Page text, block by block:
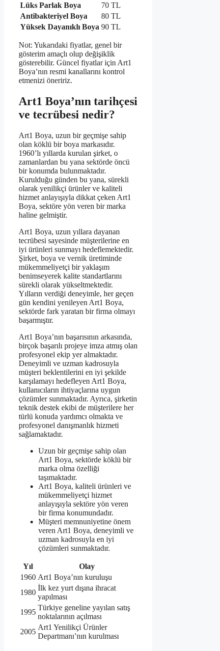
Lüks Parlak Boya
70 TL
Antibakteriyel Boya
80 TL
Yüksek Dayanıklı Boya 90 TL
Not: Yukarıdaki fiyatlar, genel bir
gösterim amaçlı olup değişiklik
gösterebilir. Güncel fiyatlar için Art1
Boya’nın resmi kanallarını kontrol
etmenizi öneririz.
Art1 Boya’nın tarihçesi
ve tecrübesi nedir?
Art1 Boya, uzun bir geçmişe sahip
olan köklü bir boya markasıdır.
1960’lı yıllarda kurulan şirket, o
zamanlardan bu yana sektörde öncü
bir konumda bulunmaktadır.
Kurulduğu günden bu yana, sürekli
olarak yenilikçi ürünler ve kaliteli
hizmet anlayışıyla dikkat çeken Art1
Boya, sektöre yön veren bir marka
haline gelmiştir.
Art1 Boya, uzun yıllara dayanan
tecrübesi sayesinde müşterilerine en
iyi ürünleri sunmayı hedeflemektedir.
Şirket, boya ve vernik üretiminde
mükemmeliyetçi bir yaklaşım
benimseyerek kalite standartlarını
sürekli olarak yükseltmektedir.
Yılların verdiği deneyimle, her geçen
gün kendini yenileyen Art1 Boya,
sektörde fark yaratan bir firma olmayı
başarmıştır.
Art1 Boya’nın başarısının arkasında,
birçok başarılı projeye imza atmış olan
profesyonel ekip yer almaktadır.
Deneyimli ve uzman kadrosuyla
müşteri beklentilerini en iyi şekilde
karşılamayı hedefleyen Art1 Boya,
kullanıcıların ihtiyaçlarına uygun
çözümler sunmaktadır. Ayrıca, şirketin
teknik destek ekibi de müşterilere her
türlü konuda yardımcı olmakta ve
profesyonel danışmanlık hizmeti
sağlamaktadır.
Uzun bir geçmişe sahip olan
Art1 Boya, sektörde köklü bir
marka olma özelliği
taşımaktadır.
Art1 Boya, kaliteli ürünleri ve
mükemmeliyetçi hizmet
anlayışıyla sektöre yön veren
bir firma konumundadır.
Müşteri memnuniyetine önem
veren Art1 Boya, deneyimli ve
uzman kadrosuyla en iyi
çözümleri sunmaktadır.
Yıl
Olay
1960 Art1 Boya’nın kuruluşu
1980
İlk kez yurt dışına ihracat
yapılması
1995
Türkiye geneline yayılan satış
noktalarının açılması
2005
Art1 Yenilikçi Ürünler
Departmanı’nın kurulması